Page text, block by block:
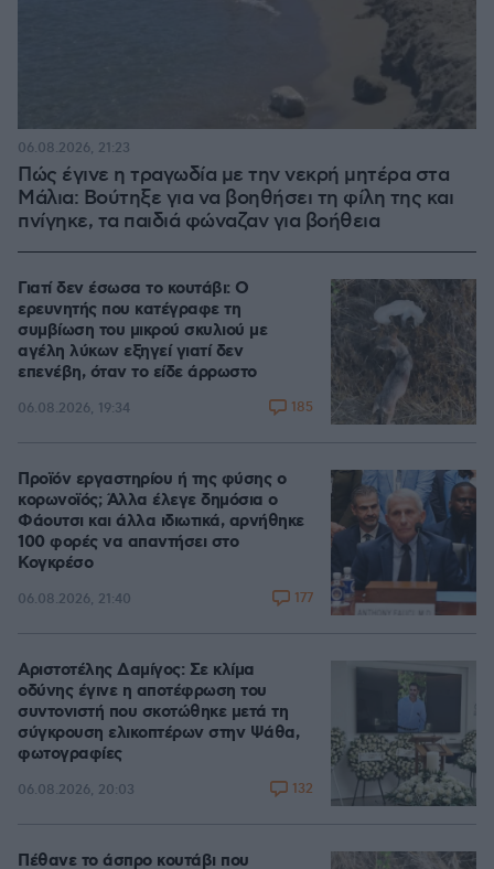
Πώς έγινε η τραγωδία με την νεκρή μητέρα στα
Μάλια: Βούτηξε για να βοηθήσει τη φίλη της και
πνίγηκε, τα παιδιά φώναζαν για βοήθεια
06.08.2026, 21:23
Γιατί δεν έσωσα το κουτάβι: Ο
ερευνητής που κατέγραφε τη
συμβίωση του μικρού σκυλιού με
αγέλη λύκων εξηγεί γιατί δεν
επενέβη, όταν το είδε άρρωστο
06.08.2026, 19:34 185
Προϊόν εργαστηρίου ή της φύσης ο
κορωνοϊός; Άλλα έλεγε δημόσια ο
Φάουτσι και άλλα ιδιωτικά, αρνήθηκε
100 φορές να απαντήσει στο
Κογκρέσο
06.08.2026, 21:40 177
Αριστοτέλης Δαμίγος: Σε κλίμα
οδύνης έγινε η αποτέφρωση του
συντονιστή που σκοτώθηκε μετά τη
σύγκρουση ελικοπτέρων στην Ψάθα,
φωτογραφίες
06.08.2026, 20:03 132
Πέθανε το άσπρο κουτάβι που